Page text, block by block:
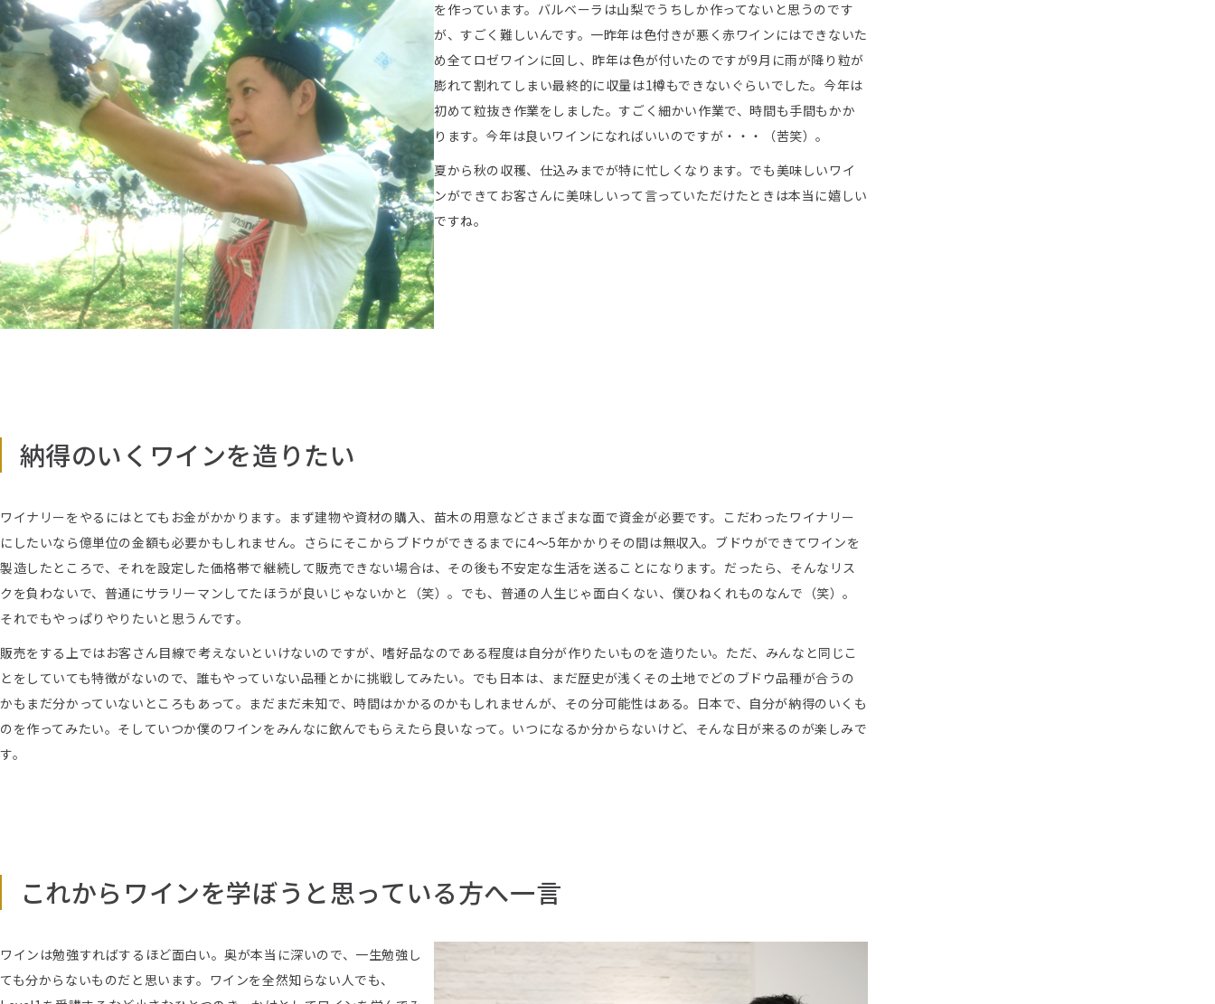
を作っています。バルベーラは山梨でうちしか作ってないと思うのです
が、すごく難しいんです。一昨年は色付きが悪く赤ワインにはできないた
め全てロゼワインに回し、昨年は色が付いたのですが9月に雨が降り粒が
膨れて割れてしまい最終的に収量は1樽もできないぐらいでした。今年は
初めて粒抜き作業をしました。すごく細かい作業で、時間も手間もかか
ります。今年は良いワインになればいいのですが・・・（苦笑）。
夏から秋の収穫、仕込みまでが特に忙しくなります。でも美味しいワイ
ンができてお客さんに美味しいって言っていただけたときは本当に嬉しい
ですね。
納得のいくワインを造りたい
ワイナリーをやるにはとてもお金がかかります。まず建物や資材の購入、苗木の用意などさまざまな面で資金が必要です。こだわったワイナリー
にしたいなら億単位の金額も必要かもしれません。さらにそこからブドウができるまでに4～5年かかりその間は無収入。ブドウができてワインを
製造したところで、それを設定した価格帯で継続して販売できない場合は、その後も不安定な生活を送ることになります。だったら、そんなリス
クを負わないで、普通にサラリーマンしてたほうが良いじゃないかと（笑）。でも、普通の人生じゃ面白くない、僕ひねくれものなんで（笑）。
それでもやっぱりやりたいと思うんです。
販売をする上ではお客さん目線で考えないといけないのですが、嗜好品なのである程度は自分が作りたいものを造りたい。ただ、みんなと同じこ
とをしていても特徴がないので、誰もやっていない品種とかに挑戦してみたい。でも日本は、まだ歴史が浅くその土地でどのブドウ品種が合うの
かもまだ分かっていないところもあって。まだまだ未知で、時間はかかるのかもしれませんが、その分可能性はある。日本で、自分が納得のいくも
のを作ってみたい。そしていつか僕のワインをみんなに飲んでもらえたら良いなって。いつになるか分からないけど、そんな日が来るのが楽しみで
す。
これからワインを学ぼうと思っている方へ一言
ワインは勉強すればするほど面白い。奥が本当に深いので、一生勉強し
ても分からないものだと思います。ワインを全然知らない人でも、